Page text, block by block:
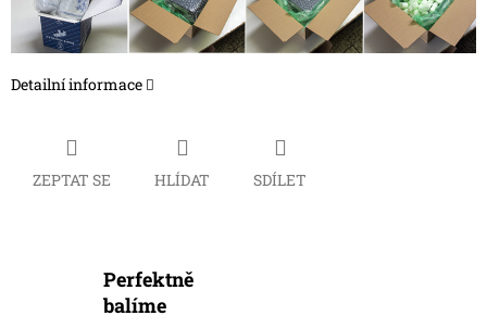
Detailní informace
ZEPTAT SE HLÍDAT SDÍLET
Perfektně
balíme